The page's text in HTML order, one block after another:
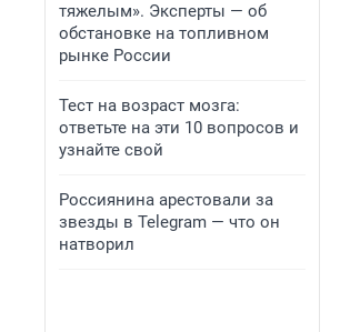
тяжелым». Эксперты — об
обстановке на топливном
рынке России
Тест на возраст мозга:
ответьте на эти 10 вопросов и
узнайте свой
Россиянина арестовали за
звезды в Telegram — что он
натворил